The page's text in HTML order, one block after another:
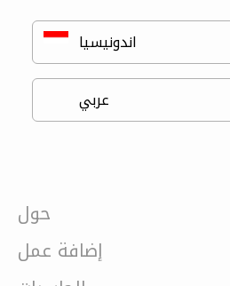
حول
إضافة عمل